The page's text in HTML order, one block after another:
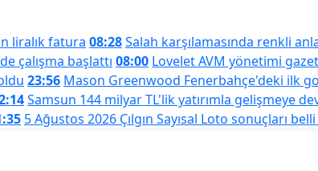
liralık fatura 08:28Salah karşılamasında renkli
çalışma başlattı 08:00 Lovelet AVM yönetimi
23:56 Mason Greenwood Fenerbahçe'deki ilk
Samsun 144 milyar TL'lik yatırımla gelişmeye
5 Ağustos 2026 Çılgın Sayısal Loto sonuçları